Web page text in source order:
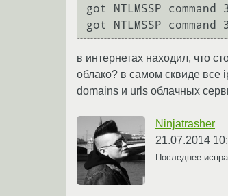
got NTLMSSP
в интернетах находил, что
облако? в самом сквиде все
domains и urls облачных
Ninjatrasher
21.07.2014
Последнее